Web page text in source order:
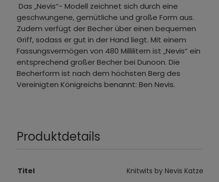
Das „Nevis“- Modell zeichnet sich durch eine
geschwungene, gemütliche und große Form aus.
Zudem verfügt der Becher über einen bequemen
Griff, sodass er gut in der Hand liegt. Mit einem
Fassungsvermögen von 480 Millilitern ist „Nevis“ ein
entsprechend großer Becher bei Dunoon. Die
Becherform ist nach dem höchsten Berg des
Vereinigten Königreichs benannt: Ben Nevis.
Produktdetails
Titel Knitwits by Nevis Katze